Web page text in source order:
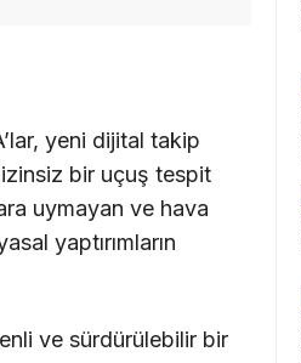
yeni dijital takip
izinsiz bir uçuş tespit
uymayan ve hava
yaptırımların
ve sürdürülebilir bir